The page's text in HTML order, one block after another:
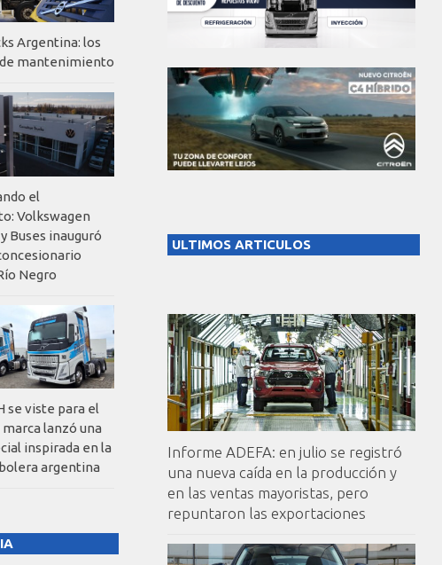
ULTIMOS ARTICULOS
Informe ADEFA: en julio se registró
una nueva caída en la producción y
en las ventas mayoristas, pero
repuntaron las exportaciones
Argentina: los
mantenimiento
el
Volkswagen
Buses inauguró
Negro
se viste para el
marca lanzó una
inspirada en la
argentina